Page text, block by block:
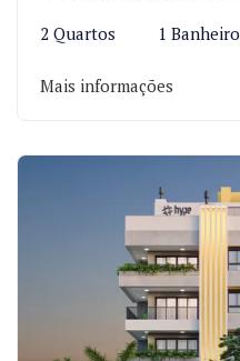
2 Quartos 1 Banheiro
Mais informações